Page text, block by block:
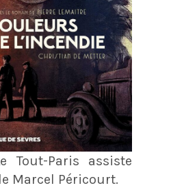
Tout-Paris assiste
Marcel Péricourt.